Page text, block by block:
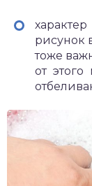
рисунок
тоже
от этого